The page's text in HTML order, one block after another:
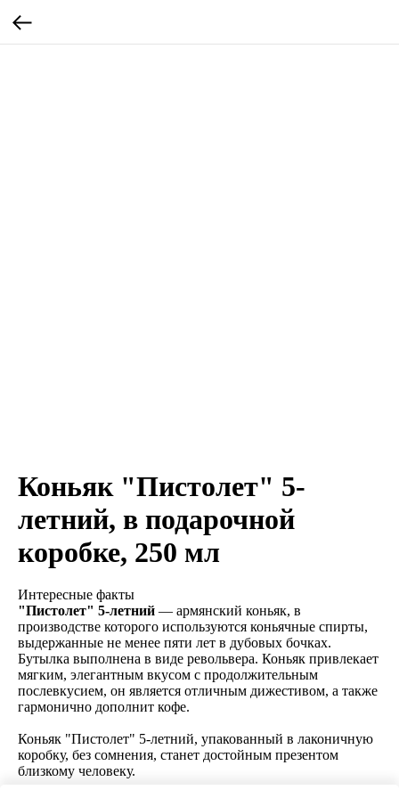
Коньяк "Пистолет" 5-
летний, в подарочной
коробке, 250 мл
Интересные факты
"Пистолет" 5-летний — армянский коньяк, в
производстве которого используются коньячные спирты,
выдержанные не менее пяти лет в дубовых бочках.
Бутылка выполнена в виде револьвера. Коньяк привлекает
мягким, элегантным вкусом с продолжительным
послевкусием, он является отличным дижестивом, а также
гармонично дополнит кофе.
Коньяк "Пистолет" 5-летний, упакованный в лаконичную
коробку, без сомнения, станет достойным презентом
близкому человеку.